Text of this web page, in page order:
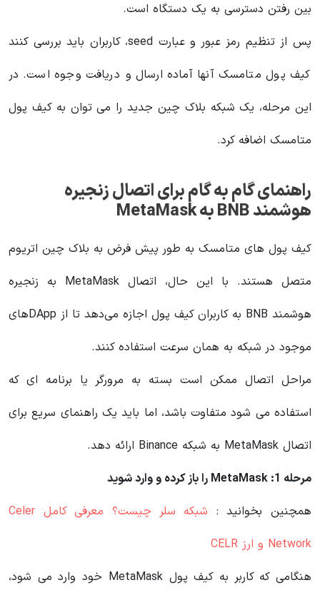
بین رفتن دسترسی به یک دستگاه است.
پس از تنظیم رمز عبور و عبارت seed، کاربران باید بررسی کنند
کیف پول متامسک آنها آماده ارسال و دریافت وجوه است. در
این مرحله، یک شبکه بلاک چین جدید را می توان به کیف پول
متامسک اضافه کرد.
راهنمای گام به گام برای اتصال زنجیره
هوشمند BNB به MetaMask
کیف پول های متامسک به طور پیش فرض به بلاک چین اتریوم
متصل هستند. با این حال، اتصال MetaMask به زنجیره
هوشمند BNB به کاربران کیف پول اجازه می‌دهد تا از DApp‌های
موجود در شبکه به همان سرعت استفاده کنند.
مراحل اتصال ممکن است بسته به مرورگر یا برنامه ای که
استفاده می شود متفاوت باشد، اما باید یک راهنمای سریع برای
اتصال MetaMask به شبکه Binance ارائه دهد.
مرحله 1: MetaMask را باز کرده و وارد شوید
همچنین بخوانید :
شبکه سلر چیست؟ معرفی کامل Celer
Network و ارز CELR
هنگامی که کاربر به کیف پول MetaMask خود وارد می شود،